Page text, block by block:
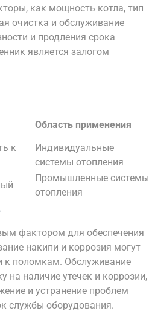
как мощность котла, тип
очистка и обслуживание
и продления срока
является залогом
Область применения
к
Индивидуальные
системы отопления
Промышленные системы
отопления
фактором для обеспечения
накипи и коррозия могут
к поломкам. Обслуживание
на наличие утечек и коррозии,
и устранение проблем
службы оборудования.